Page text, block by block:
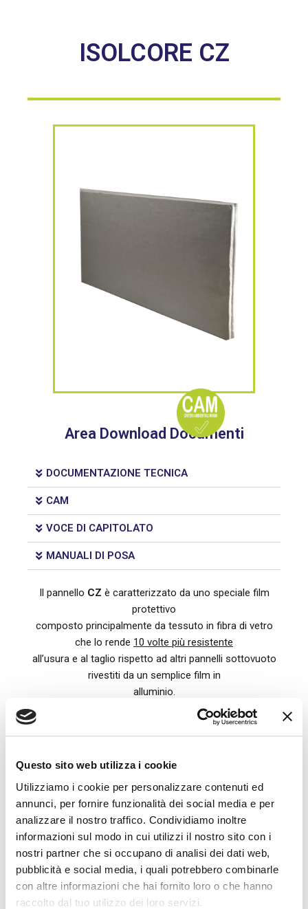
Questo sito web utilizza i cookie
Utilizziamo i cookie per personalizzare contenuti ed
annunci, per fornire funzionalità dei social media e per
analizzare il nostro traffico. Condividiamo inoltre
informazioni sul modo in cui utilizzi il nostro sito con i
nostri partner che si occupano di analisi dei dati web,
pubblicità e social media, i quali potrebbero combinarle
con altre informazioni che hai fornito loro o che hanno
raccolto dal tuo utilizzo dei loro servizi.
ISOLCORE CZ
Area Download Documenti
DOCUMENTAZIONE TECNICA
CAM
VOCE DI CAPITOLATO
MANUALI DI POSA
Il pannello CZ è caratterizzato da uno speciale film
protettivo
composto principalmente da tessuto in fibra di vetro
che lo rende 10 volte più resistente
all’usura e al taglio rispetto ad altri pannelli sottovuoto
rivestiti da un semplice film in
alluminio.
Grazie a questo involucro il pannelloCZè diventato il
pannello sottovuoto più idoneo per
all’isolamento di tetti, pavimentazioni, soffitti,
ecc.)
Il valore della conducibilità termica è il migliore al
mondo :0,002 w/mk
Scarica la Brochure